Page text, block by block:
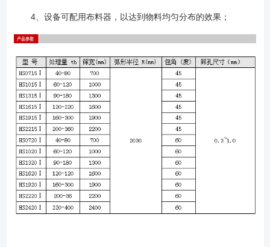
4、设备可配用布料器，以达到物料均匀分布的效果；